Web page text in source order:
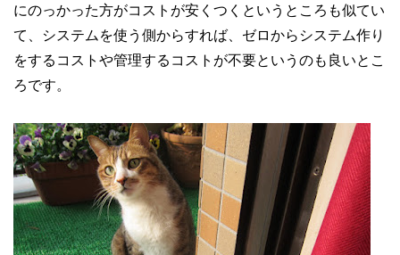
にのっかった方がコストが安くつくというところも似てい
て、システムを使う側からすれば、ゼロからシステム作り
をするコストや管理するコストが不要というのも良いとこ
ろです。